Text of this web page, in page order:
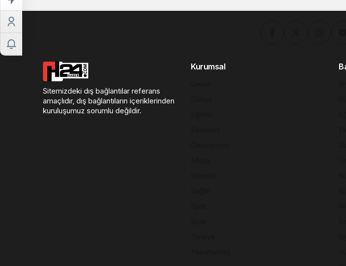
Sitemizdeki dış bağlantılar referans
amaçlıdır, dış bağlantıların içeriklerinden
kuruluşumuz sorumlu değildir.
Kurumsal